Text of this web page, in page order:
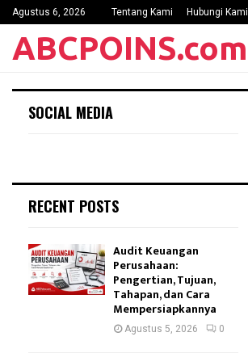
Agustus 6, 2026 Tentang Kami Hubungi Kami
ABCPOINS.com
SOCIAL MEDIA
RECENT POSTS
Audit Keuangan
Perusahaan:
Pengertian, Tujuan,
Tahapan, dan Cara
Mempersiapkannya
Agustus 5, 2026 0